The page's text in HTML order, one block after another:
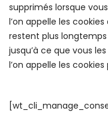
supprimés lorsque
l’on appelle les
restent plus
jusqu’à ce que vous
l’on appelle les